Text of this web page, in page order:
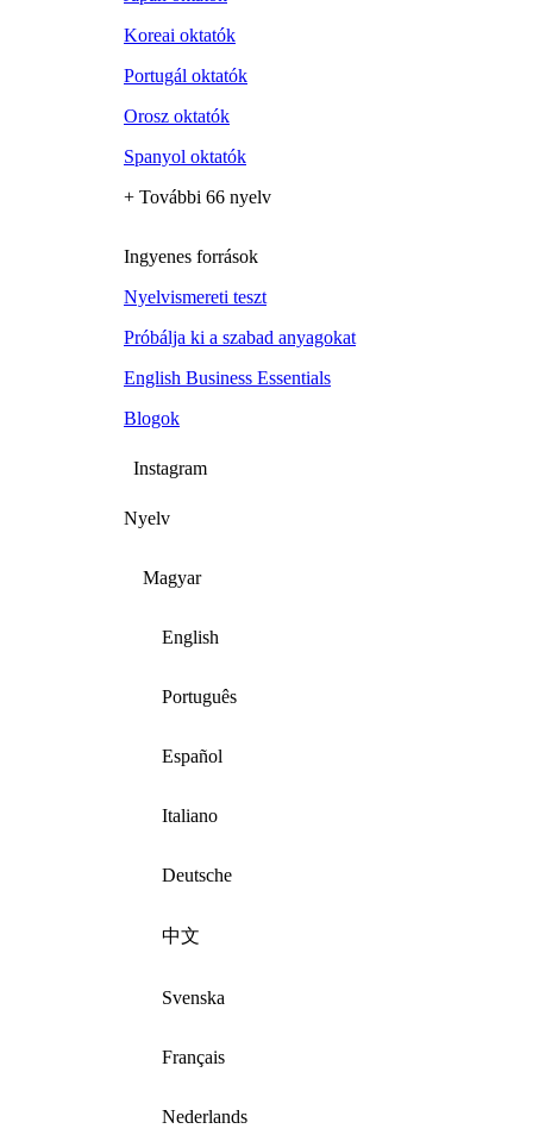
Koreai oktatók
Portugál oktatók
Orosz oktatók
Spanyol oktatók
+ További 66 nyelv
Ingyenes források
Nyelvismereti teszt
Próbálja ki a szabad anyagokat
English Business Essentials
Blogok
Instagram
Nyelv
Magyar
English
Português
Español
Italiano
Deutsche
中文
Svenska
Français
Nederlands